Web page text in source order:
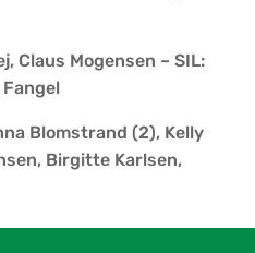
Claus Mogensen – SIL:
Blomstrand (2), Kelly
Birgitte Karlsen,